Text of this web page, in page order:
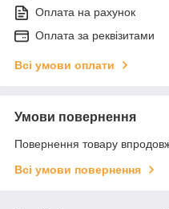
Оплата на рахунок
Оплата за реквізитами
Всі умови оплати
Умови повернення
Повернення товару
Всі умови повернення